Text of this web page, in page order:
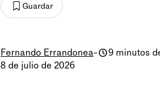
Guardar
Fernando Errandonea-
9 minutos
8 de julio de 2026